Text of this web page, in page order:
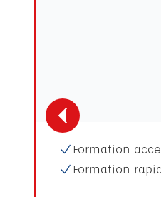
Formation
Formation